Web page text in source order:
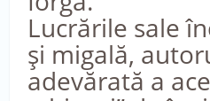
Lucrările sale
şi migală,
adevărată a